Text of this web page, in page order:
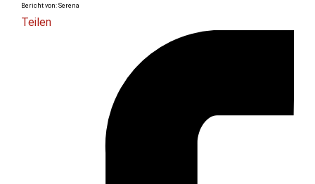
Bericht von: Serena
Teilen